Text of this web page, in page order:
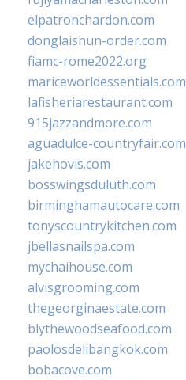
elpatronchardon.com
donglaishun-order.com
fiamc-rome2022.org
mariceworldessentials.com
lafisheriarestaurant.com
915jazzandmore.com
aguadulce-countryfair.com
jakehovis.com
bosswingsduluth.com
birminghamautocare.com
tonyscountrykitchen.com
jbellasnailspa.com
mychaihouse.com
alvisgrooming.com
thegeorginaestate.com
blythewoodseafood.com
paolosdelibangkok.com
bobacove.com